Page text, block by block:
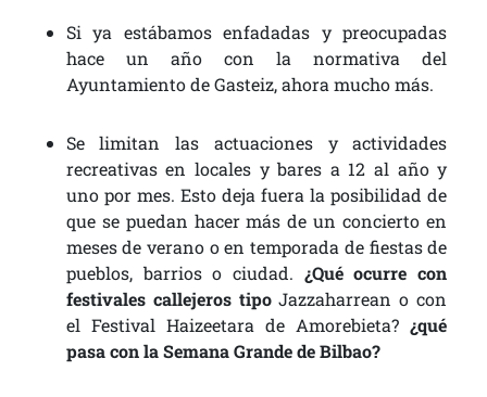
Si ya estábamos enfadadas y preocupadas
hace un año con la normativa del
Ayuntamiento de Gasteiz, ahora mucho más.
Se limitan las actuaciones y actividades
recreativas en locales y bares a 12 al año y
uno por mes. Esto deja fuera la posibilidad de
que se puedan hacer más de un concierto en
meses de verano o en temporada de fiestas de
pueblos, barrios o ciudad. ¿Qué ocurre con
festivales callejeros tipoJazzaharrean o con
el Festival Haizeetara de Amorebieta? ¿qué
pasa con la Semana Grande de Bilbao?